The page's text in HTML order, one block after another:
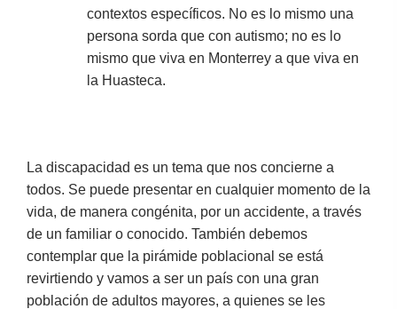
contextos específicos. No es lo mismo una
persona sorda que con autismo; no es lo
mismo que viva en Monterrey a que viva en
la Huasteca.
La discapacidad es un tema que nos concierne a
todos. Se puede presentar en cualquier momento de la
vida, de manera congénita, por un accidente, a través
de un familiar o conocido. También debemos
contemplar que la pirámide poblacional se está
revirtiendo y vamos a ser un país con una gran
población de adultos mayores, a quienes se les